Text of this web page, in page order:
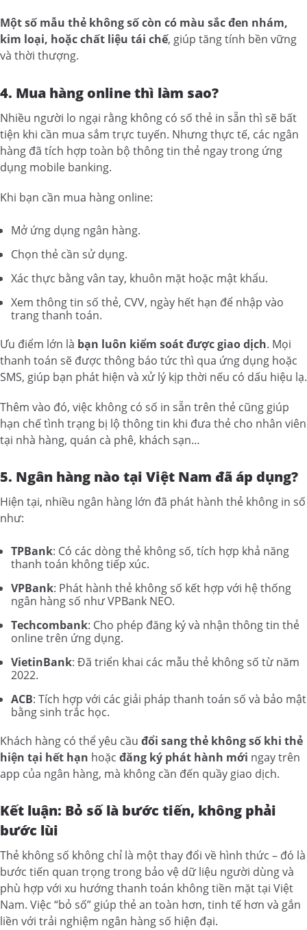
Một số mẫu thẻ không số còn có màu sắc đen nhám,
kim loại, hoặc chất liệu tái chế, giúp tăng tính bền vững
và thời thượng.
4. Mua hàng online thì làm sao?
Nhiều người lo ngại rằng không có số thẻ in sẵn thì sẽ bất
tiện khi cần mua sắm trực tuyến. Nhưng thực tế, các ngân
hàng đã tích hợp toàn bộ thông tin thẻ ngay trong ứng
dụng mobile banking.
Khi bạn cần mua hàng online:
Mở ứng dụng ngân hàng.
Chọn thẻ cần sử dụng.
Xác thực bằng vân tay, khuôn mặt hoặc mật khẩu.
Xem thông tin số thẻ, CVV, ngày hết hạn để nhập vào
trang thanh toán.
Ưu điểm lớn là bạn luôn kiểm soát được giao dịch. Mọi
thanh toán sẽ được thông báo tức thì qua ứng dụng hoặc
SMS, giúp bạn phát hiện và xử lý kịp thời nếu có dấu hiệu lạ.
Thêm vào đó, việc không có số in sẵn trên thẻ cũng giúp
hạn chế tình trạng bị lộ thông tin khi đưa thẻ cho nhân viên
tại nhà hàng, quán cà phê, khách sạn…
5. Ngân hàng nào tại Việt Nam đã áp dụng?
Hiện tại, nhiều ngân hàng lớn đã phát hành thẻ không in số
như:
TPBank: Có các dòng thẻ không số, tích hợp khả năng
thanh toán không tiếp xúc.
VPBank: Phát hành thẻ không số kết hợp với hệ thống
ngân hàng số như VPBank NEO.
Techcombank: Cho phép đăng ký và nhận thông tin thẻ
online trên ứng dụng.
VietinBank: Đã triển khai các mẫu thẻ không số từ năm
2022.
ACB: Tích hợp với các giải pháp thanh toán số và bảo mật
bằng sinh trắc học.
Khách hàng có thể yêu cầu đổi sang thẻ không số khi thẻ
hiện tại hết hạn hoặc đăng ký phát hành mới ngay trên
app của ngân hàng, mà không cần đến quầy giao dịch.
Kết luận: Bỏ số là bước tiến, không phải
bước lùi
Thẻ không số không chỉ là một thay đổi về hình thức – đó là
bước tiến quan trọng trong bảo vệ dữ liệu người dùng và
phù hợp với xu hướng thanh toán không tiền mặt tại Việt
Nam. Việc “bỏ số” giúp thẻ an toàn hơn, tinh tế hơn và gắn
liền với trải nghiệm ngân hàng số hiện đại.